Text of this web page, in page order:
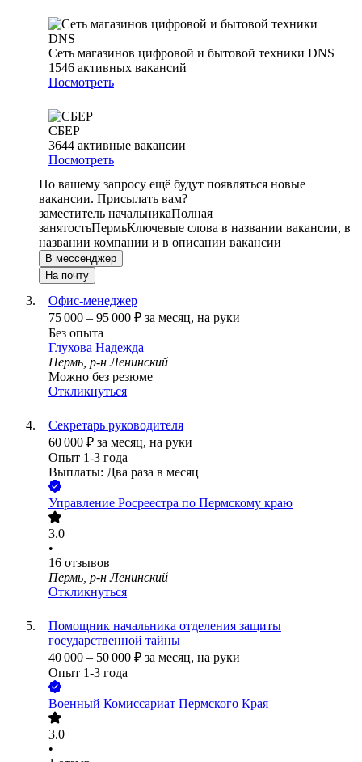
Сеть магазинов цифровой и бытовой техники DNS
1546 активных вакансий
Посмотреть
СБЕР
3644 активные вакансии
Посмотреть
По вашему запросу ещё будут появляться новые
вакансии. Присылать вам?
заместитель начальникаПолная
занятостьПермьКлючевые слова в названии вакансии, в
названии компании и в описании вакансии
В мессенджер
На почту
Офис-менеджер
75 000 – 95 000 ₽ за месяц, на руки
Без опыта
Глухова Надежда
Пермь, р-н Ленинский
Можно без резюме
Откликнуться
Секретарь руководителя
60 000 ₽ за месяц, на руки
Опыт 1-3 года
Выплаты: Два раза в месяц
Управление Росреестра по Пермскому краю
3.0
•
16 отзывов
Пермь, р-н Ленинский
Откликнуться
Помощник начальника отделения защиты
государственной тайны
40 000 – 50 000 ₽ за месяц, на руки
Опыт 1-3 года
Военный Комиссариат Пермского Края
3.0
•